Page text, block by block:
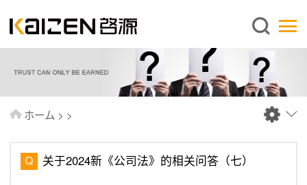
日本語
企業情報
事業内容
情報
ホーム > >
关于2024新《公司法》的相关问答（七）